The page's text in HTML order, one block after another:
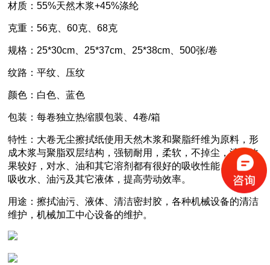
材质：55%天然木浆+45%涤纶
克重：56克、60克、68克
规格：25*30cm、25*37cm、25*38cm、500张/卷
纹路：平纹、压纹
颜色：白色、蓝色
包装：每卷独立热缩膜包装、4卷/箱
特性：大卷无尘擦拭纸使用天然木浆和聚脂纤维为原料，形
成木浆与聚脂双层结构，强韧耐用，柔软，不掉尘，清洁效
果较好，对水、油和其它溶剂都有很好的吸收性能、能迅速
吸收水、油污及其它液体，提高劳动效率。
用途：擦拭油污、液体、清洁密封胶，各种机械设备的清洁
维护，机械加工中心设备的维护。